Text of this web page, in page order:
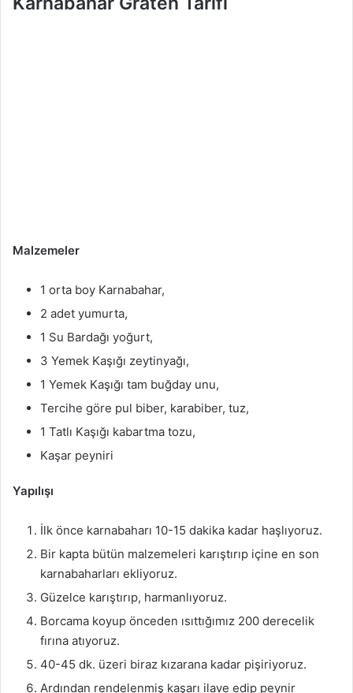
Malzemeler
1 orta boy Karnabahar,
2 adet yumurta,
1 Su Bardağı yoğurt,
3 Yemek Kaşığı zeytinyağı,
1 Yemek Kaşığı tam buğday unu,
Tercihe göre pul biber, karabiber, tuz,
1 Tatlı Kaşığı kabartma tozu,
Kaşar peyniri
Yapılışı
İlk önce karnabaharı 10-15 dakika kadar haşlıyoruz.
Bir kapta bütün malzemeleri karıştırıp içine en son
karnabaharları ekliyoruz.
Güzelce karıştırıp, harmanlıyoruz.
Borcama koyup önceden ısıttığımız 200 derecelik
fırına atıyoruz.
40-45 dk. üzeri biraz kızarana kadar pişiriyoruz.
Ardından rendelenmiş kaşarı ilave edip peynir